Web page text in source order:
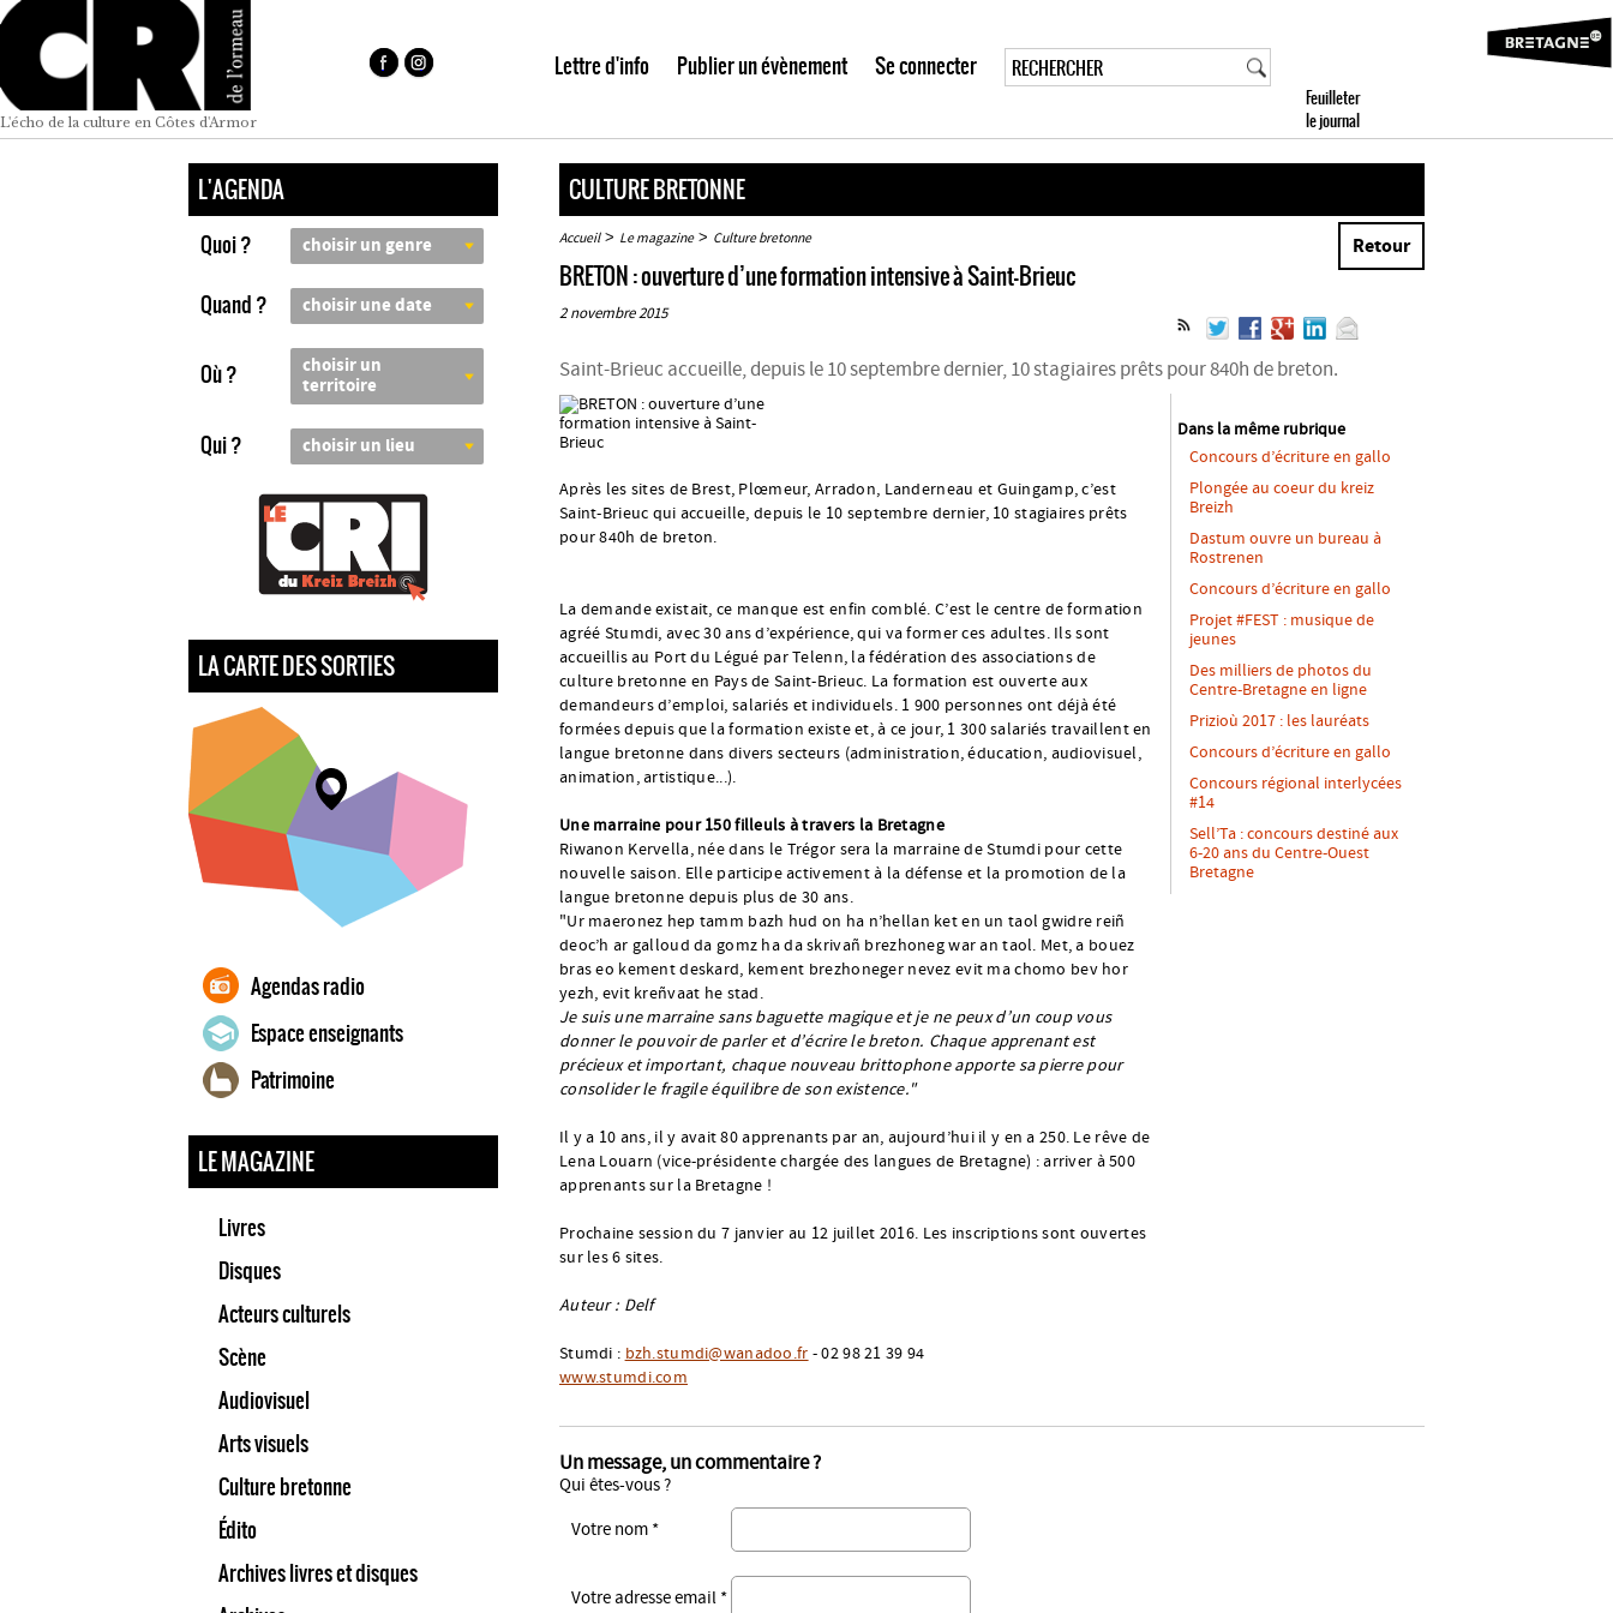
L'écho de la culture en Côtes d'Armor
Lettre d'info Publier un évènement Se connecter
L'AGENDA
Quoi ? choisir un genre
Quand ? choisir une date
Où ?
choisir un
territoire
Qui ? choisir un lieu
LA CARTE DES SORTIES
Agendas radio
Espace enseignants
Patrimoine
LE MAGAZINE
Livres
Disques
Acteurs culturels
Scène
Audiovisuel
Arts visuels
Culture bretonne
Édito
Archives livres et disques
CULTURE BRETONNE
Accueil> Le magazine> Culture bretonne Retour
BRETON : ouverture d’une formation intensive à Saint-Brieuc
2 novembre 2015
Saint-Brieuc accueille, depuis le 10 septembre dernier, 10 stagiaires prêts pour 840h de breton.
Après les sites de Brest, Plœmeur, Arradon, Landerneau et Guingamp, c’est
Saint-Brieuc qui accueille, depuis le 10 septembre dernier, 10 stagiaires prêts
pour 840h de breton.
La demande existait, ce manque est enfin comblé. C’est le centre de formation
agréé Stumdi, avec 30 ans d’expérience, qui va former ces adultes. Ils sont
accueillis au Port du Légué par Telenn, la fédération des associations de
culture bretonne en Pays de Saint-Brieuc. La formation est ouverte aux
demandeurs d’emploi, salariés et individuels. 1 900 personnes ont déjà été
formées depuis que la formation existe et, à ce jour, 1 300 salariés travaillent en
langue bretonne dans divers secteurs (administration, éducation, audiovisuel,
animation, artistique...).
Une marraine pour 150 filleuls à travers la Bretagne
Riwanon Kervella, née dans le Trégor sera la marraine de Stumdi pour cette
nouvelle saison. Elle participe activement à la défense et la promotion de la
langue bretonne depuis plus de 30 ans.
"Ur maeronez hep tamm bazh hud on ha n’hellan ket en un taol gwidre reiñ
deoc’h ar galloud da gomz ha da skrivañ brezhoneg war an taol. Met, a bouez
bras eo kement deskard, kement brezhoneger nevez evit ma chomo bev hor
yezh, evit kreñvaat he stad.
Je suis une marraine sans baguette magique et je ne peux d’un coup vous
donner le pouvoir de parler et d’écrire le breton. Chaque apprenant est
précieux et important, chaque nouveau brittophone apporte sa pierre pour
consolider le fragile équilibre de son existence."
Il y a 10 ans, il y avait 80 apprenants par an, aujourd’hui il y en a 250. Le rêve de
Lena Louarn (vice-présidente chargée des langues de Bretagne) : arriver à 500
apprenants sur la Bretagne !
Prochaine session du 7 janvier au 12 juillet 2016. Les inscriptions sont ouvertes
sur les 6 sites.
Auteur : Delf
Stumdi : bzh.stumdi@wanadoo.fr - 02 98 21 39 94
www.stumdi.com
Dans la même rubrique
Concours d’écriture en gallo
Plongée au coeur du kreiz
Breizh
Dastum ouvre un bureau à
Rostrenen
Concours d’écriture en gallo
Projet #FEST : musique de
jeunes
Des milliers de photos du
Centre-Bretagne en ligne
Prizioù 2017 : les lauréats
Concours d’écriture en gallo
Concours régional interlycées
#14
Sell’Ta : concours destiné aux
6-20 ans du Centre-Ouest
Bretagne
Un message, un commentaire ?
Qui êtes-vous ?
Votre nom *
Votre adresse email *